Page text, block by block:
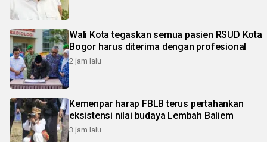
Wali Kota tegaskan semua pasien RSUD Kota
Bogor harus diterima dengan profesional
2 jam lalu
Kemenpar harap FBLB terus pertahankan
eksistensi nilai budaya Lembah Baliem
3 jam lalu